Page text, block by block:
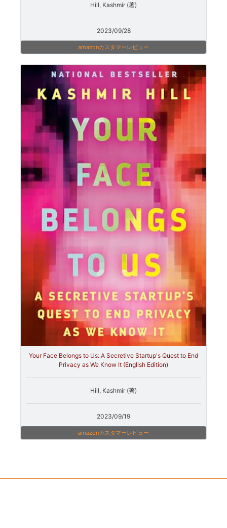
Hill, Kashmir (著)
2023/09/28
amazonカスタマーレビュー
Your Face Belongs to Us: A Secretive Startup's Quest to End
Privacy as We Know It (English Edition)
Hill, Kashmir (著)
2023/09/19
amazonカスタマーレビュー